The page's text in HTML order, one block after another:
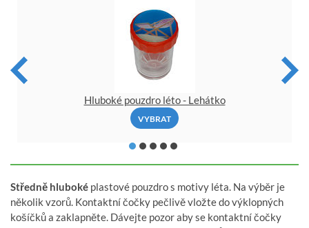
Hluboké pouzdro léto - Lehátko
VYBRAT
Středně hluboké plastové pouzdro s motivy léta. Na výběr je
několik vzorů. Kontaktní čočky pečlivě vložte do výklopných
košíčků a zaklapněte. Dávejte pozor aby se kontaktní čočky